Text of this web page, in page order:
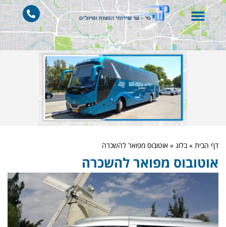
דף הבית »בלוג » אוטובוס מפואר להשכרה
אוטובוס מפואר להשכרה